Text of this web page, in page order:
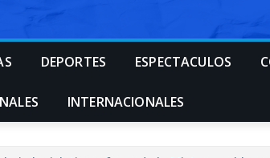
DEPORTES ESPECTACULOS
INTERNACIONALES